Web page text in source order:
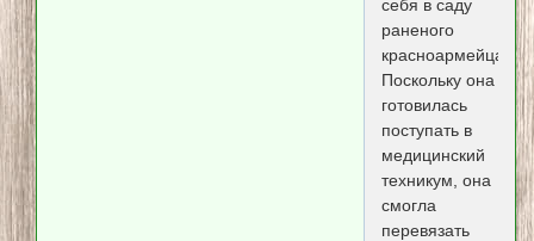
себя в саду
раненого
красноармейца.
Поскольку она
готовилась
поступать в
медицинский
техникум, она
смогла
перевязать